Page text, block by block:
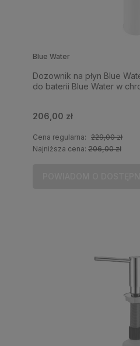
Blue Water
Dozownik na płyn Blue
do baterii Blue Water w
206,00 zł
Cena regularna: 229,00 zł
Najniższa cena: 206,00 zł